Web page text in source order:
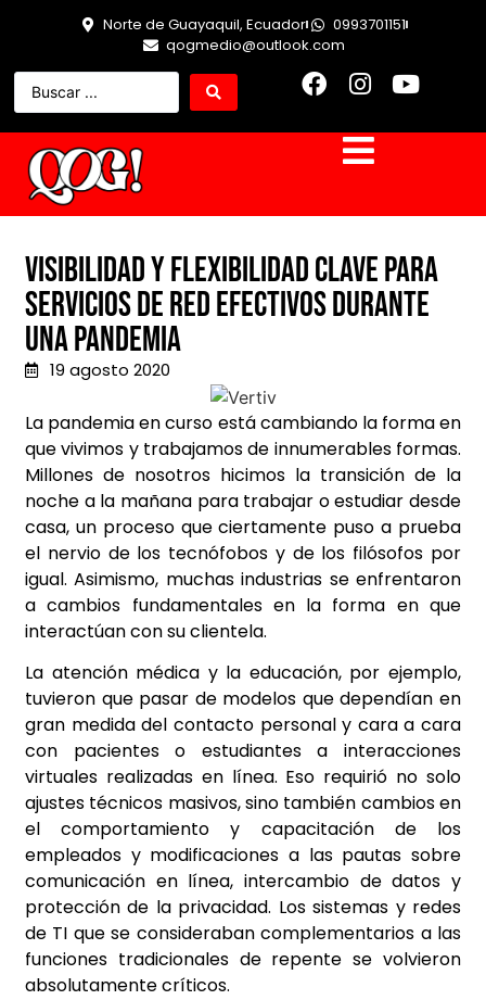
Norte de Guayaquil, Ecuador
0993701151
qogmedio@outlook.com
Visibilidad y flexibilidad clave para
servicios de red efectivos durante
una pandemia
19 agosto 2020
La pandemia en curso está cambiando la forma en
que vivimos y trabajamos de innumerables formas.
Millones de nosotros hicimos la transición de la
noche a la mañana para trabajar o estudiar desde
casa, un proceso que ciertamente puso a prueba
el nervio de los tecnófobos y de los filósofos por
igual. Asimismo, muchas industrias se enfrentaron
a cambios fundamentales en la forma en que
interactúan con su clientela.
La atención médica y la educación, por ejemplo,
tuvieron que pasar de modelos que dependían en
gran medida del contacto personal y cara a cara
con pacientes o estudiantes a interacciones
virtuales realizadas en línea. Eso requirió no solo
ajustes técnicos masivos, sino también cambios en
el comportamiento y capacitación de los
empleados y modificaciones a las pautas sobre
comunicación en línea, intercambio de datos y
protección de la privacidad. Los sistemas y redes
de TI que se consideraban complementarios a las
funciones tradicionales de repente se volvieron
absolutamente críticos.